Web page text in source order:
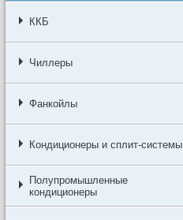
ККБ
Чиллеры
Фанкойлы
Кондиционеры и сплит-системы
Полупромышленные
кондиционеры